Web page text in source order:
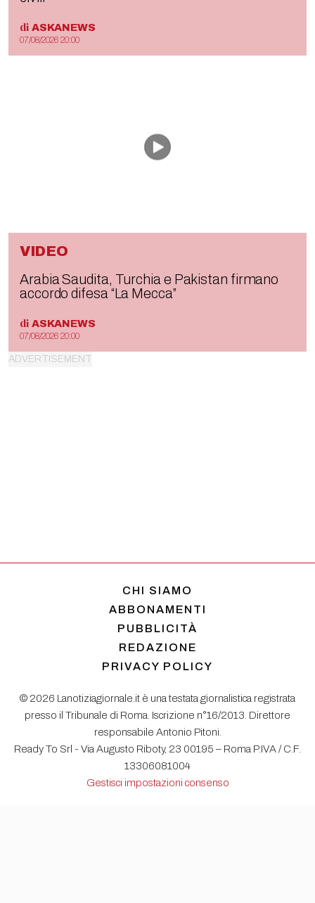
di ASKANEWS
07/08/2026 20:00
VIDEO
Arabia Saudita, Turchia e Pakistan firmano
accordo difesa “La Mecca”
di ASKANEWS
07/08/2026 20:00
CHI SIAMO
ABBONAMENTI
PUBBLICITÀ
REDAZIONE
PRIVACY POLICY
© 2026 Lanotiziagiornale.it è una testata giornalistica registrata
presso il Tribunale di Roma. Iscrizione n°16/2013. Direttore
responsabile Antonio Pitoni.
Ready To Srl - Via Augusto Riboty, 23 00195 – Roma P.IVA / C.F.
13306081004
Gestisci impostazioni consenso